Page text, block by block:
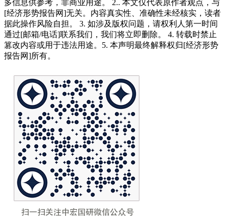
多信息供参考，非商业用途。 2.. 本文仅代表原作者观点，与
[经济形势报告网]无关。内容真实性、准确性未经核实，读者
据此操作风险自担。 3. 如涉及版权问题，请权利人第一时间
通过[邮箱/电话]联系我们，我们将立即删除。 4. 转载时禁止
篡改内容或用于违法用途。5. 本声明最终解释权归[经济形势
报告网]所有。